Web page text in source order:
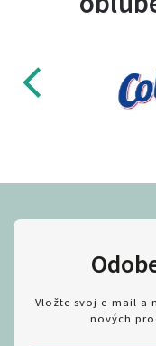
Vložte svoj e-mail a
nových